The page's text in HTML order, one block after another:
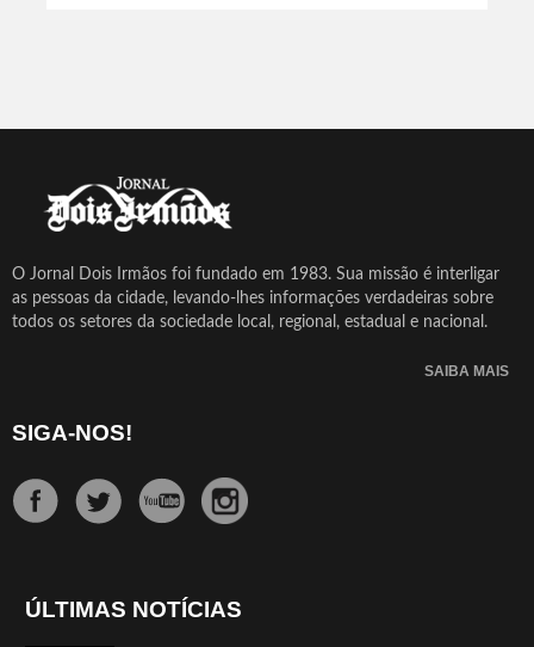
O Jornal Dois Irmãos foi fundado em 1983. Sua missão é interligar
as pessoas da cidade, levando-lhes informações verdadeiras sobre
todos os setores da sociedade local, regional, estadual e nacional.
SAIBA MAIS
SIGA-NOS!
ÚLTIMAS NOTÍCIAS